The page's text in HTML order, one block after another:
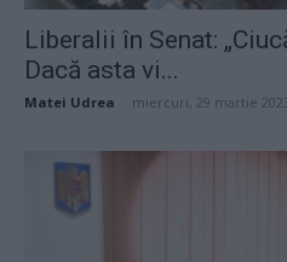
Liberalii în Senat:
Dacă asta vi...
Matei Udrea miercuri, 29 martie